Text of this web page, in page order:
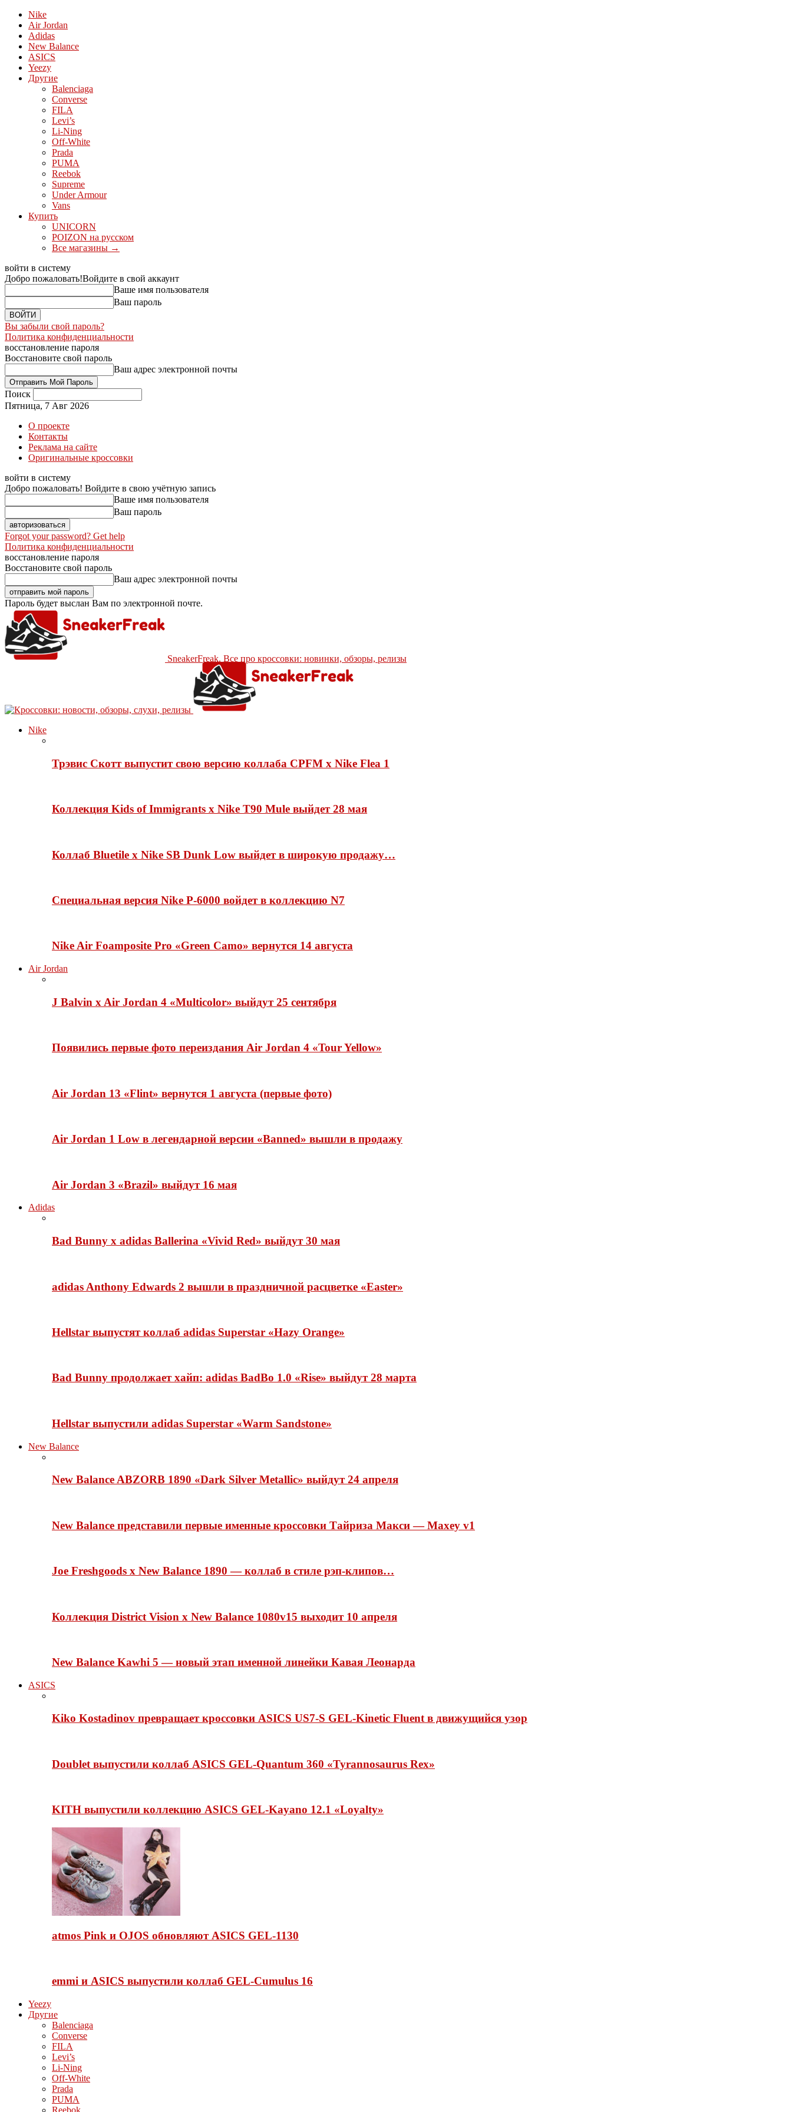
Nike
Air Jordan
Adidas
New Balance
ASICS
Yeezy
Другие
Balenciaga
Converse
FILA
Levi’s
Li-Ning
Off-White
Prada
PUMA
Reebok
Supreme
Under Armour
Vans
Купить
UNICORN
POIZON на русском
Все магазины →
войти в систему
Добро пожаловать!Войдите в свой аккаунт
Ваше имя пользователя
Ваш пароль
Вы забыли свой пароль?
Политика конфиденциальности
восстановление пароля
Восстановите свой пароль
Ваш адрес электронной почты
Поиск
Пятница, 7 Авг 2026
О проекте
Контакты
Реклама на сайте
Оригинальные кроссовки
войти в систему
Добро пожаловать! Войдите в свою учётную запись
Ваше имя пользователя
Ваш пароль
Forgot your password? Get help
Политика конфиденциальности
восстановление пароля
Восстановите свой пароль
Ваш адрес электронной почты
Пароль будет выслан Вам по электронной почте.
SneakerFreak. Все про кроссовки: новинки, обзоры, релизы
Nike
Трэвис Скотт выпустит свою версию коллаба CPFM x Nike Flea 1
Коллекция Kids of Immigrants x Nike T90 Mule выйдет 28 мая
Коллаб Bluetile x Nike SB Dunk Low выйдет в широкую продажу…
Специальная версия Nike P-6000 войдет в коллекцию N7
Nike Air Foamposite Pro «Green Camo» вернутся 14 августа
Air Jordan
J Balvin x Air Jordan 4 «Multicolor» выйдут 25 сентября
Появились первые фото переиздания Air Jordan 4 «Tour Yellow»
Air Jordan 13 «Flint» вернутся 1 августа (первые фото)
Air Jordan 1 Low в легендарной версии «Banned» вышли в продажу
Air Jordan 3 «Brazil» выйдут 16 мая
Adidas
Bad Bunny x adidas Ballerina «Vivid Red» выйдут 30 мая
adidas Anthony Edwards 2 вышли в праздничной расцветке «Easter»
Hellstar выпустят коллаб adidas Superstar «Hazy Orange»
Bad Bunny продолжает хайп: adidas BadBo 1.0 «Rise» выйдут 28 марта
Hellstar выпустили adidas Superstar «Warm Sandstone»
New Balance
New Balance ABZORB 1890 «Dark Silver Metallic» выйдут 24 апреля
New Balance представили первые именные кроссовки Тайриза Макси — Maxey v1
Joe Freshgoods x New Balance 1890 — коллаб в стиле рэп-клипов…
Коллекция District Vision x New Balance 1080v15 выходит 10 апреля
New Balance Kawhi 5 — новый этап именной линейки Кавая Леонарда
ASICS
Kiko Kostadinov превращает кроссовки ASICS US7-S GEL-Kinetic Fluent в движущийся узор
Doublet выпустили коллаб ASICS GEL-Quantum 360 «Tyrannosaurus Rex»
KITH выпустили коллекцию ASICS GEL-Kayano 12.1 «Loyalty»
atmos Pink и OJOS обновляют ASICS GEL-1130
emmi и ASICS выпустили коллаб GEL-Cumulus 16
Yeezy
Другие
Balenciaga
Converse
FILA
Levi’s
Li-Ning
Off-White
Prada
PUMA
Reebok